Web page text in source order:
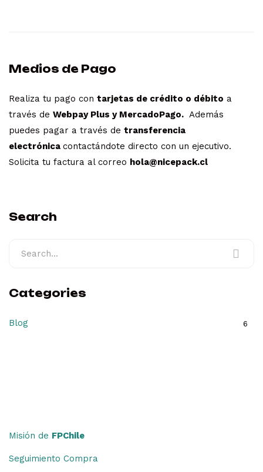
Medios de Pago
Realiza tu pago con tarjetas de crédito o débito a
través de Webpay Plus y MercadoPago. Además
puedes pagar a través de transferencia
electrónica contactándote directo con un ejecutivo.
Solicita tu factura al correo hola@nicepack.cl
Search
Categories
Blog 6
Misión de FPChile
Seguimiento Compra